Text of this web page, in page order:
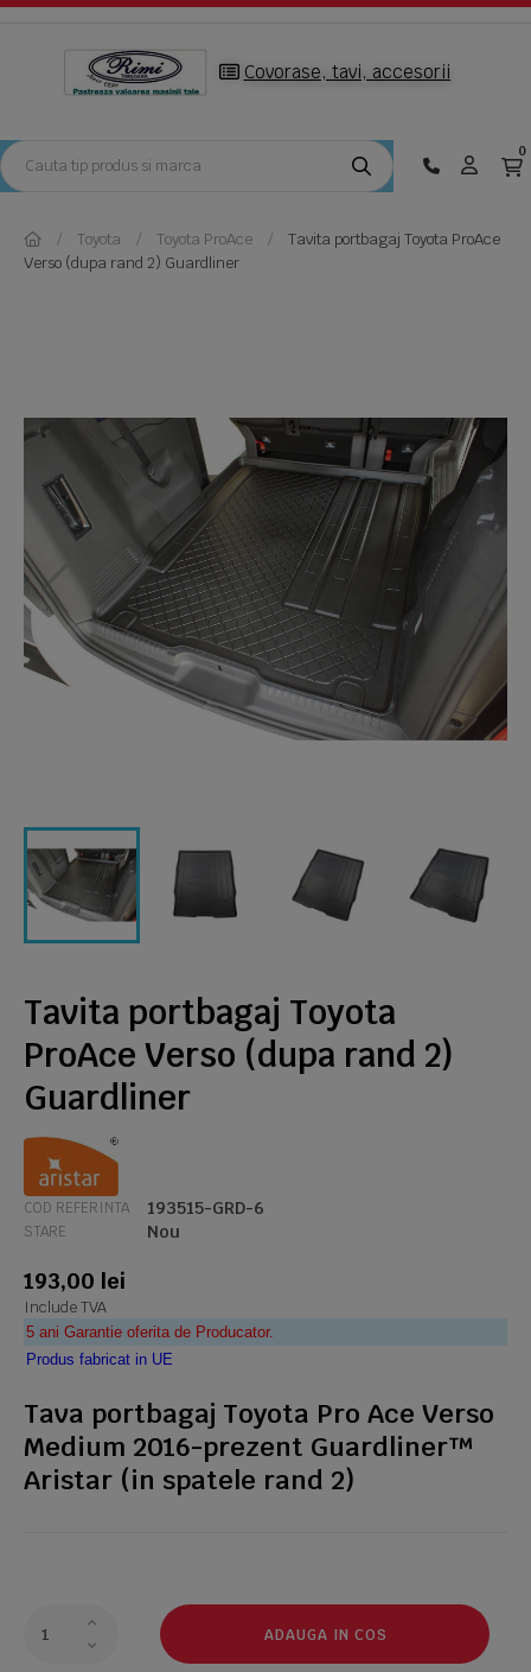
Covorase, tavi, accesorii
0
Toyota Toyota ProAce
Tavita portbagaj Toyota ProAce
Verso (dupa rand 2) Guardliner
Tavita portbagaj Toyota
ProAce Verso (dupa rand 2)
Guardliner
COD REFERINTA 193515-GRD-6
STARE Nou
193,00 lei
Include TVA
5 ani Garantie oferita de Producator.
Produs fabricat in UE
Tava portbagaj Toyota Pro Ace Verso
Medium 2016-prezent Guardliner™
Aristar (in spatele rand 2)
ADAUGA IN COS